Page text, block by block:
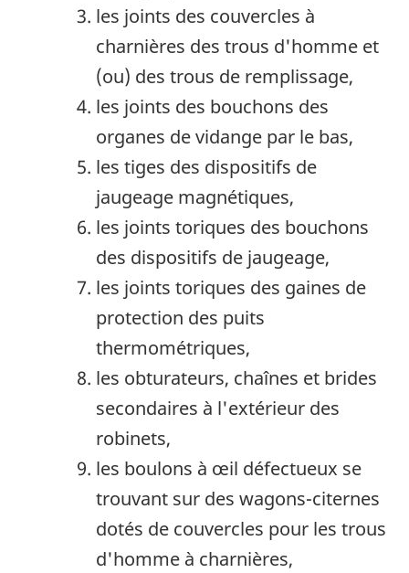
les joints des couvercles à
charnières des trous d'homme et
(ou) des trous de remplissage,
les joints des bouchons des
organes de vidange par le bas,
les tiges des dispositifs de
jaugeage magnétiques,
les joints toriques des bouchons
des dispositifs de jaugeage,
les joints toriques des gaines de
protection des puits
thermométriques,
les obturateurs, chaînes et brides
secondaires à l'extérieur des
robinets,
les boulons à œil défectueux se
trouvant sur des wagons-citernes
dotés de couvercles pour les trous
d'homme à charnières,